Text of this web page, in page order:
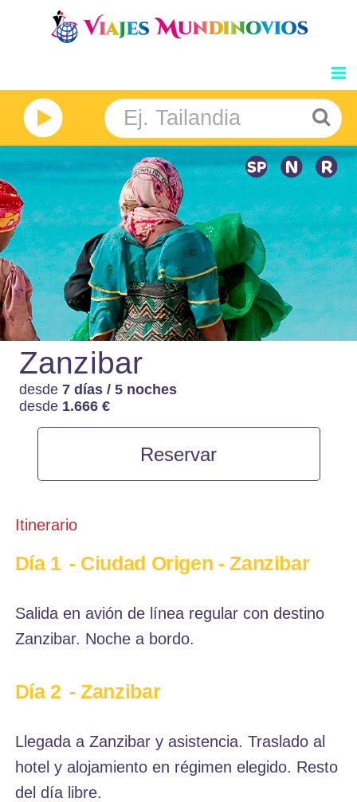
GRANDES VIAJES
NOSOTROS
INFORMACION
DESTINOS
BLOG
PRECIOS
OPINIONES
CONTACTO
Zanzibar
desde 7 días / 5 noches
desde 1.666 €
Reservar
Itinerario
Día 1 - Ciudad Origen - Zanzibar
Salida en avión de línea regular con destino
Zanzibar. Noche a bordo.
Día 2 - Zanzibar
Llegada a Zanzibar y asistencia. Traslado al
hotel y alojamiento en régimen elegido. Resto
del día libre.